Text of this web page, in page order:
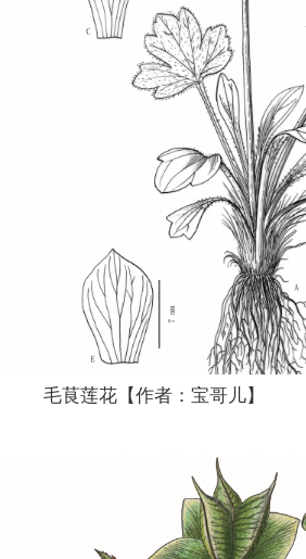
毛茛莲花【作者：宝哥儿】